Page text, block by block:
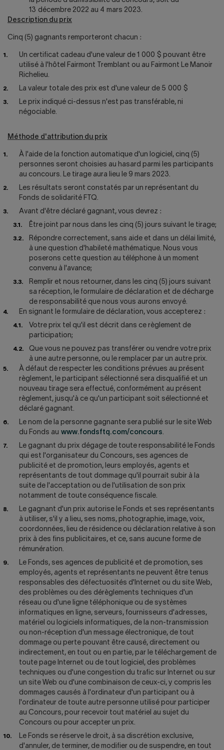
13 décembre 2022 au 4 mars 2023.
Description du prix
Cinq (5) gagnants remporteront chacun :
Un certificat cadeau d'une valeur de 1 000 $ pouvant être
utilisé à l'hôtel Fairmont Tremblant ou au Fairmont Le Manoir
Richelieu.
La valeur totale des prix est d'une valeur de 5 000 $
Le prix indiqué ci-dessus n'est pas transférable, ni
négociable.
Méthode d'attribution du prix
À l'aide de la fonction automatique d'un logiciel, cinq (5)
personnes seront choisies au hasard parmi les participants
au concours. Le tirage aura lieu le 9 mars 2023.
Les résultats seront constatés par un représentant du
Fonds de solidarité FTQ.
Avant d'être déclaré gagnant, vous devrez :
Être joint par nous dans les cinq (5) jours suivant le tirage;
Répondre correctement, sans aide et dans un délai limité,
à une question d'habileté mathématique. Nous vous
poserons cette question au téléphone à un moment
convenu à l'avance;
Remplir et nous retourner, dans les cinq (5) jours suivant
sa réception, le formulaire de déclaration et de décharge
de responsabilité que nous vous aurons envoyé.
En signant le formulaire de déclaration, vous accepterez :
Votre prix tel qu'il est décrit dans ce règlement de
participation;
Que vous ne pouvez pas transférer ou vendre votre prix
à une autre personne, ou le remplacer par un autre prix.
À défaut de respecter les conditions prévues au présent
règlement, le participant sélectionné sera disqualifié et un
nouveau tirage sera effectué, conformément au présent
règlement, jusqu'à ce qu'un participant soit sélectionné et
déclaré gagnant.
Le nom de la personne gagnante sera publié sur le site Web
du Fonds au www.fondsftq.com/concours.
Le gagnant du prix dégage de toute responsabilité le Fonds
qui est l'organisateur du Concours, ses agences de
publicité et de promotion, leurs employés, agents et
représentants de tout dommage qu'il pourrait subir à la
suite de l'acceptation ou de l'utilisation de son prix
notamment de toute conséquence fiscale.
Le gagnant d'un prix autorise le Fonds et ses représentants
à utiliser, s'il y a lieu, ses noms, photographie, image, voix,
coordonnées, lieu de résidence ou déclaration relative à son
prix à des fins publicitaires, et ce, sans aucune forme de
rémunération.
Le Fonds, ses agences de publicité et de promotion, ses
employés, agents et représentants ne peuvent être tenus
responsables des défectuosités d'Internet ou du site Web,
des problèmes ou des dérèglements techniques d'un
réseau ou d'une ligne téléphonique ou de systèmes
informatiques en ligne, serveurs, fournisseurs d'adresses,
matériel ou logiciels informatiques, de la non-transmission
ou non-réception d'un message électronique, de tout
dommage ou perte pouvant être causé, directement ou
indirectement, en tout ou en partie, par le téléchargement de
toute page Internet ou de tout logiciel, des problèmes
techniques ou d'une congestion du trafic sur Internet ou sur
un site Web ou d'une combinaison de ceux-ci, y compris les
dommages causés à l'ordinateur d'un participant ou à
l'ordinateur de toute autre personne utilisé pour participer
au Concours, pour recevoir tout matériel au sujet du
Concours ou pour accepter un prix.
Le Fonds se réserve le droit, à sa discrétion exclusive,
d'annuler, de terminer, de modifier ou de suspendre, en tout